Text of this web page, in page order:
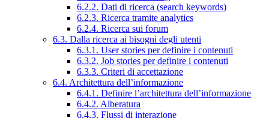
6.2.2. Dati di ricerca (search keywords)
6.2.3. Ricerca tramite analytics
6.2.4. Ricerca sui forum
6.3. Dalla ricerca ai bisogni degli utenti
6.3.1. User stories per definire i contenuti
6.3.2. Job stories per definire i contenuti
6.3.3. Criteri di accettazione
6.4. Architettura dell’informazione
6.4.1. Definire l’architettura dell’informazione
6.4.2. Alberatura
6.4.3. Flussi di interazione